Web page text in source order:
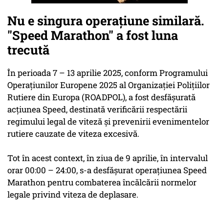
Nu e singura operațiune similară.
"Speed Marathon" a fost luna
trecută
În perioada 7 – 13 aprilie 2025, conform Programului
Operațiunilor Europene 2025 al Organizaţiei Poliţiilor
Rutiere din Europa (ROADPOL), a fost desfășurată
acțiunea Speed, destinată verificării respectării
regimului legal de viteză și prevenirii evenimentelor
rutiere cauzate de viteza excesivă.
Tot în acest context, în ziua de 9 aprilie, în intervalul
orar 00:00 – 24:00, s-a desfășurat operațiunea Speed
Marathon pentru combaterea încălcării normelor
legale privind viteza de deplasare.